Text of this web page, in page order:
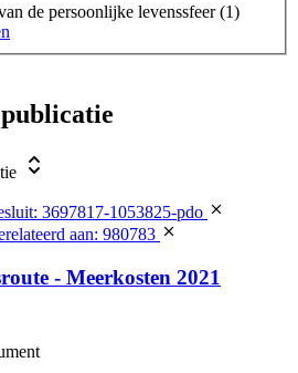
de persoonlijke levenssfeer (1)
3697817-1053825-pdo
aan: 980783
- Meerkosten 2021